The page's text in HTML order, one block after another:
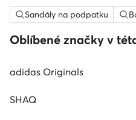
Sandály na podpatku
Oblíbené značky v
adidas Originals
SHAQ